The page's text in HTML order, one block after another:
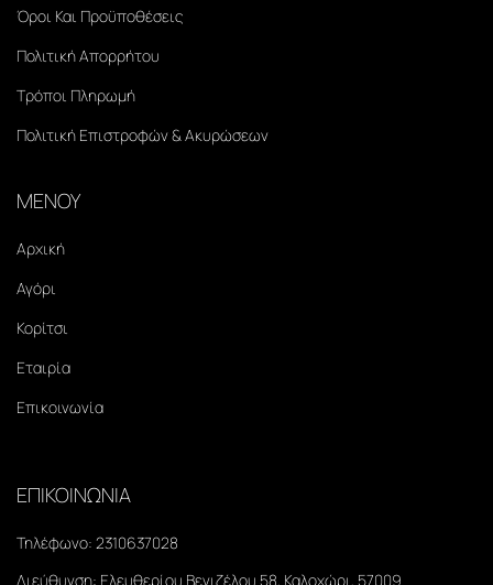
Όροι Και Προϋποθέσεις
Πολιτική Απορρήτου
Τρόποι Πληρωμή
Πολιτική Επιστροφών & Ακυρώσεων
ΜΕΝΟΥ
Αρχική
Αγόρι
Κορίτσι
Εταιρία
Επικοινωνία
ΕΠΙΚΟΙΝΩΝΙΑ
Τηλέφωνο: 2310637028
Διεύθυνση: Ελευθερίου Βενιζέλου 58, Καλοχώρι, 57009